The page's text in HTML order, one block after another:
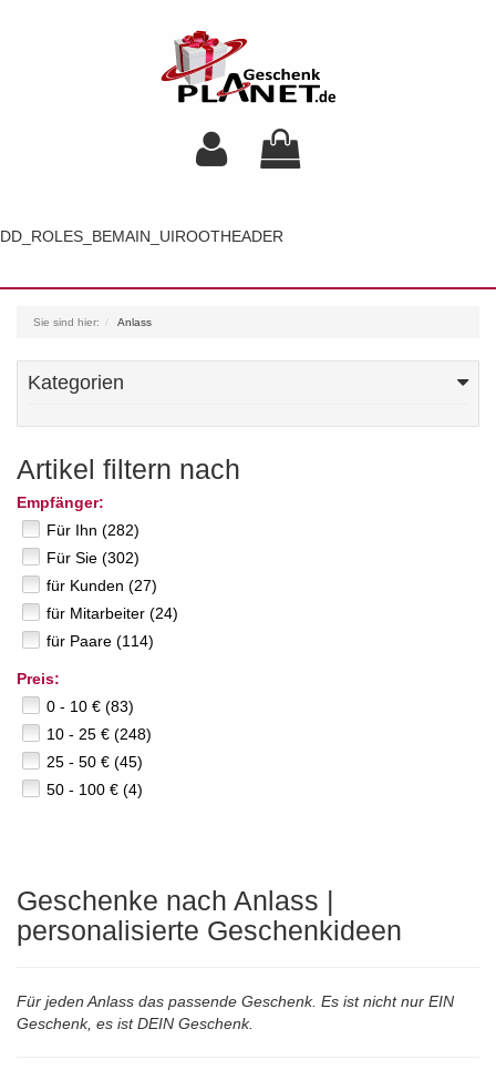
DD_ROLES_BEMAIN_UIROOTHEADER
Sie sind hier: Anlass
Kategorien
Artikel filtern nach
Empfänger:
Für Ihn (282)
Für Sie (302)
für Kunden (27)
für Mitarbeiter (24)
für Paare (114)
Preis:
0 - 10 € (83)
10 - 25 € (248)
25 - 50 € (45)
50 - 100 € (4)
Geschenke nach Anlass |
personalisierte Geschenkideen
Für jeden Anlass das passende Geschenk. Es ist nicht nur EIN
Geschenk, es ist DEIN Geschenk.